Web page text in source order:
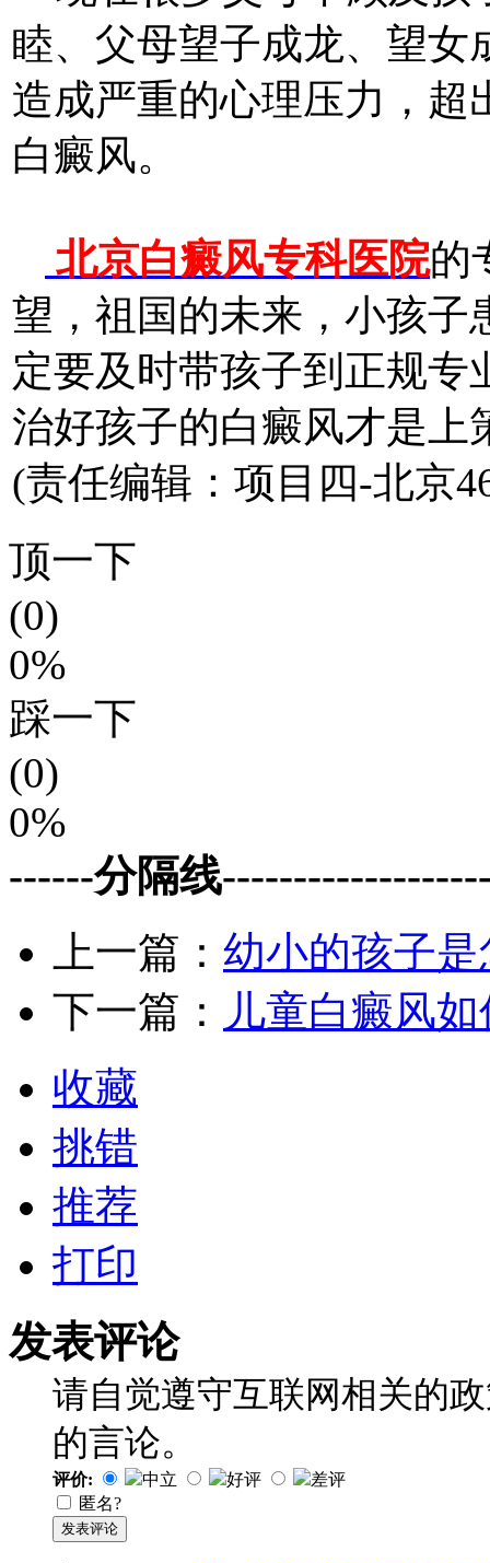
睦、父母望子成龙、望女
造成严重的心理压力，超
白癜风。
北京白癜风专科医院的
望，祖国的未来，小孩子
定要及时带孩子到正规
治好孩子的白癜风才是上
(责任编辑：项目四-北京
顶一下
(0)
0%
踩一下
(0)
0%
------分隔线
上一篇： 幼小的孩子
下一篇： 儿童白癜风
收藏
挑错
推荐
打印
发表评论
请自觉遵守互联网相关的
的言论。
评价: 中立 好评
差评
匿名?
发表评论